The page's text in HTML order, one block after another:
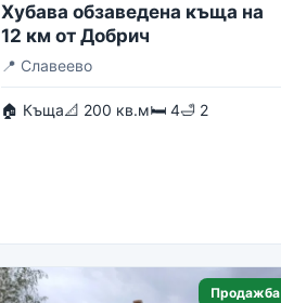
Хубава обзаведена къща на
12 км от Добрич
📍 Славеево
🏠 Къща📐 200 кв.м🛏 4🛁 2
Продажба